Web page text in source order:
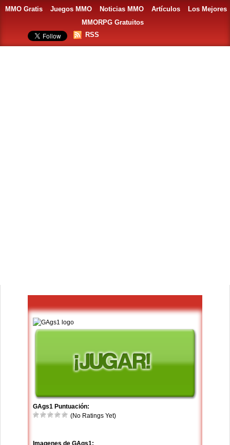
MMO Gratis Juegos MMO Noticias MMO Artículos
Los Mejores
MMORPG Gratuitos
RSS
GAgs1 Puntuación:
(No Ratings Yet)
Imagenes de GAgs1: